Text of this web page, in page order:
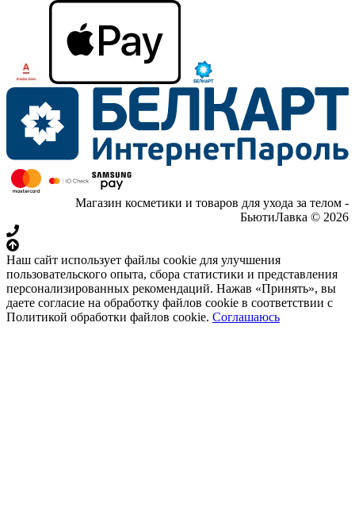
Магазин косметики и товаров для ухода за телом -
БьютиЛавка © 2026
Наш сайт использует файлы cookie для улучшения
пользовательского опыта, сбора статистики и представления
персонализированных рекомендаций. Нажав «Принять», вы
даете согласие на обработку файлов cookie в соответствии с
Политикой обработки файлов cookie. Соглашаюсь